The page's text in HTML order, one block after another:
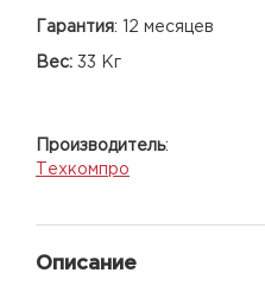
Гарантия: 12 месяцев
Вес: 33 Кг
Производитель:
Техкомпро
Описание